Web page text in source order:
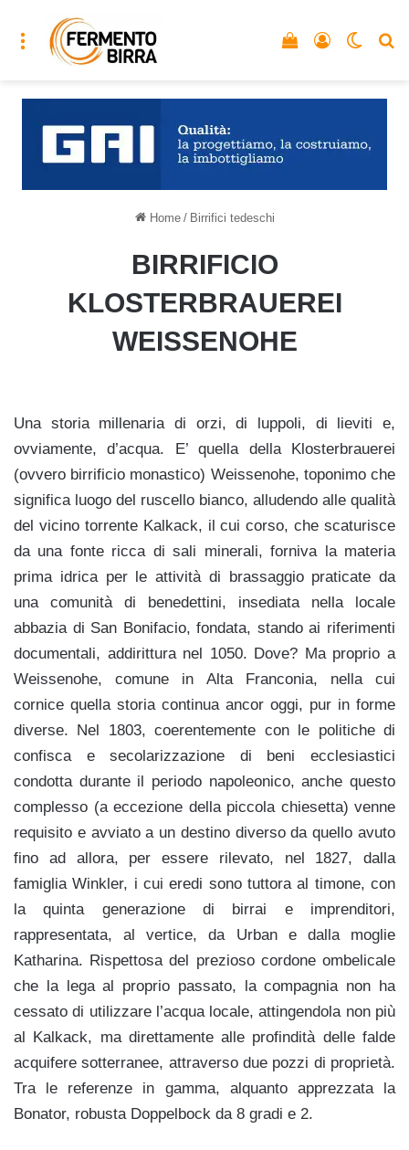
Menu Accedi
Vedi il carrello
Home / Birrifici tedeschi
BIRRIFICIO
KLOSTERBRAUEREI
WEISSENOHE
Una storia millenaria di orzi, di luppoli, di lieviti e,
ovviamente, d’acqua. E’ quella della Klosterbrauerei
(ovvero birrificio monastico) Weissenohe, toponimo che
significa luogo del ruscello bianco, alludendo alle qualità
del vicino torrente Kalkack, il cui corso, che scaturisce
da una fonte ricca di sali minerali, forniva la materia
prima idrica per le attività di brassaggio praticate da
una comunità di benedettini, insediata nella locale
abbazia di San Bonifacio, fondata, stando ai riferimenti
documentali, addirittura nel 1050. Dove? Ma proprio a
Weissenohe, comune in Alta Franconia, nella cui
cornice quella storia continua ancor oggi, pur in forme
diverse. Nel 1803, coerentemente con le politiche di
confisca e secolarizzazione di beni ecclesiastici
condotta durante il periodo napoleonico, anche questo
complesso (a eccezione della piccola chiesetta) venne
requisito e avviato a un destino diverso da quello avuto
fino ad allora, per essere rilevato, nel 1827, dalla
famiglia Winkler, i cui eredi sono tuttora al timone, con
la quinta generazione di birrai e imprenditori,
rappresentata, al vertice, da Urban e dalla moglie
Katharina. Rispettosa del prezioso cordone ombelicale
che la lega al proprio passato, la compagnia non ha
cessato di utilizzare l’acqua locale, attingendola non più
al Kalkack, ma direttamente alle profindità delle falde
acquifere sotterranee, attraverso due pozzi di proprietà.
Tra le referenze in gamma, alquanto apprezzata la
Bonator, robusta Doppelbock da 8 gradi e 2.